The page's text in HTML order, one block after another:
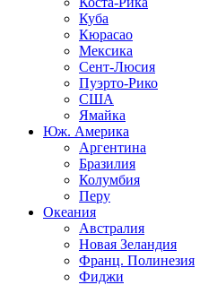
Куба
Кюрасао
Мексика
Сент-Люсия
Пуэрто-Рико
США
Ямайка
Юж. Америка
Аргентина
Бразилия
Колумбия
Перу
Океания
Австралия
Новая Зеландия
Франц. Полинезия
Фиджи